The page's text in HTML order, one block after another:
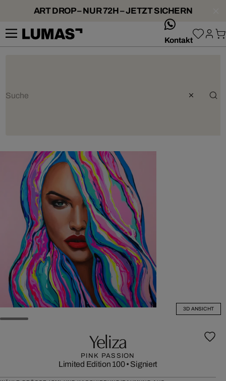
ART DROP – NUR 72H – JETZT SICHERN
Kontakt
3D ANSICHT
Yeliza
PINK PASSION
Limited Edition 100• Signiert